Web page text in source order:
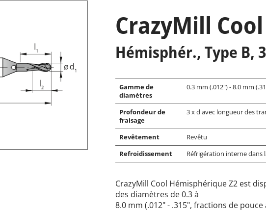
CrazyMill
Hémisphér., Type B,
Gamme de
diamètres
0.3 mm (.012") - 8.0 mm
Profondeur de
fraisage
3 x d avec longueur des
Revêtement
Revêtu
Refroidissement
Réfrigération interne dans
CrazyMill Cool Hémisphérique Z2 est
des diamètres de 0.3 à
8.0 mm (.012" - .315", fractions de